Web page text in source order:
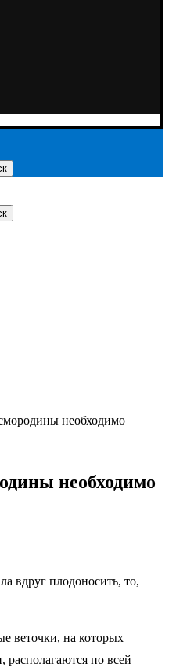
необходимо
необходимо
вдруг плодоносить, то,
веточки, на которых
располагаются по всей